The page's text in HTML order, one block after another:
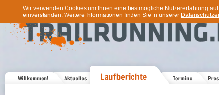
Wir verwenden Cookies um Ihnen eine bestmögliche Nutzererfahrung
einverstanden. Weitere Informationen finden Sie in unserer